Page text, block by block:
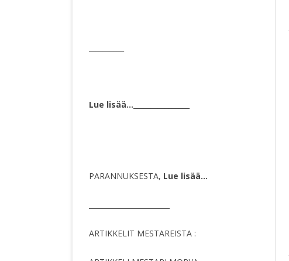
Lue lisää…
PARANNUKSESTA, Lue lisää…
ARTIKKELIT MESTAREISTA :